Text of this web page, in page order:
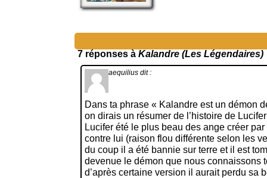
7 réponses à Kalandre (Les Légendaires)
aequilius dit :
Dans ta phrase « Kalandre est un démon
on dirais un résumer de l’histoire de
Lucifer été le plus beau des ange créer
contre lui (raison flou différente selon les
du coup il a été bannie sur terre et il est
devenue le démon que nous connaissons
d’après certaine version il aurait perdu sa